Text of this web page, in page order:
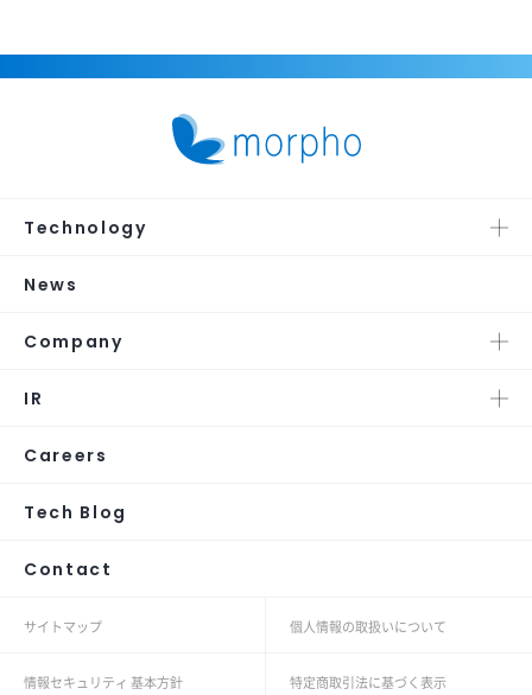
Technology
News
Company
IR
Careers
Tech Blog
Contact
サイトマップ 個人情報の取扱いについて
情報セキュリティ 基本方針 特定商取引法に基づく表示